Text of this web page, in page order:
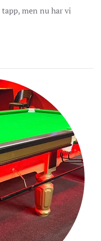
men nu har vi